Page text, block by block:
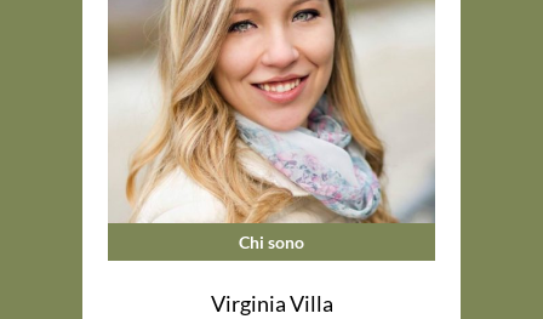
Chi sono
Virginia Villa